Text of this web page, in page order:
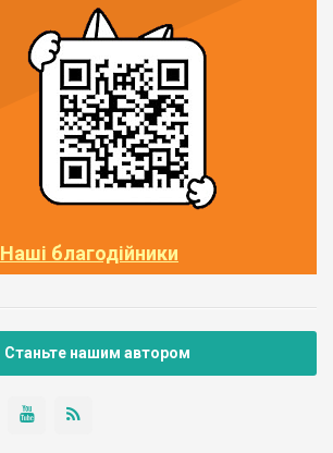
Наші благодійники
Станьте нашим автором